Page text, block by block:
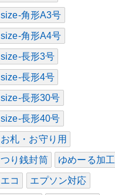
size-角形A3号
size-角形A4号
size-長形3号
size-長形4号
size-長形30号
size-長形40号
お札・お守り用
つり銭封筒 ゆめーる加工
エコ エプソン対応